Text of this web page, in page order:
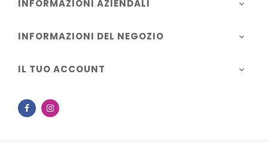
INFORMAZIONI AZIENDALI 
INFORMAZIONI DEL NEGOZIO 
IL TUO ACCOUNT 
Facebook